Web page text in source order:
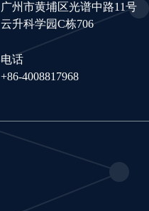
广州市黄埔区光谱中路11号
云升科学园C栋706
电话
+86-4008817968